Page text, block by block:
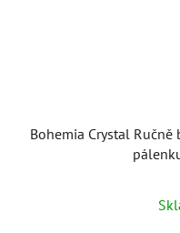
Bohemia Crystal